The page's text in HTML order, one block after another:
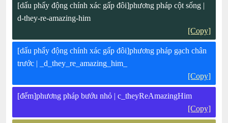
[dấu phẩy động chính xác gấp đôi]phương pháp cột sống |
d-they-re-amazing-him
[Copy]
[dấu phẩy động chính xác gấp đôi]phương pháp gạch chân
trước | _d_they_re_amazing_him_
[Copy]
[đếm]phương pháp bướu nhỏ | c_theyReAmazingHim
[Copy]